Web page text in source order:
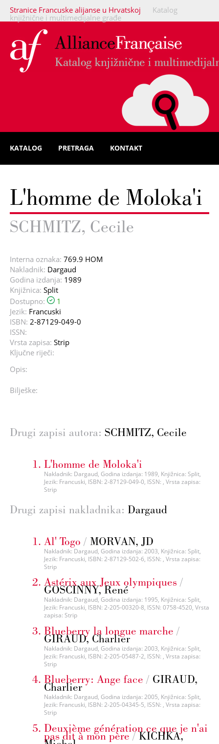
Stranice Francuske alijanse u Hrvatskoj
Katalog
knjižnične i multimedijalne građe
KATALOG PRETRAGA KONTAKT
L'homme de Moloka'i
SCHMITZ, Cecile
Interna oznaka: 769.9 HOM
Nakladnik: Dargaud
Godina izdanja: 1989
Knjižnica: Split
Dostupno:
1
Jezik: Francuski
ISBN: 2-87129-049-0
ISSN:
Vrsta zapisa: Strip
Ključne riječi:
Opis:
Bilješke:
Drugi zapisi autora: SCHMITZ, Cecile
L'homme de Moloka'i
Nakladnik: Dargaud, Godina izdanja: 1989, Knjižnica: Split,
Jezik: Francuski, ISBN: 2-87129-049-0, ISSN: , Vrsta zapisa:
Strip
Drugi zapisi nakladnika: Dargaud
Al' Togo / MORVAN, JD
Nakladnik: Dargaud, Godina izdanja: 2003, Knjižnica: Split,
Jezik: Francuski, ISBN: 2-87129-502-6, ISSN: , Vrsta zapisa:
Strip
Astérix aux Jeux olympiques /
GOSCINNY, René
Nakladnik: Dargaud, Godina izdanja: 1995, Knjižnica: Split,
Jezik: Francuski, ISBN: 2-205-00320-8, ISSN: 0758-4520, Vrsta
zapisa: Strip
Blueberry la longue marche /
GIRAUD, Charlier
Nakladnik: Dargaud, Godina izdanja: 2003, Knjižnica: Split,
Jezik: Francuski, ISBN: 2-205-05487-2, ISSN: , Vrsta zapisa:
Strip
Blueberry: Ange face / GIRAUD,
Charlier
Nakladnik: Dargaud, Godina izdanja: 2005, Knjižnica: Split,
Jezik: Francuski, ISBN: 2-205-04345-5, ISSN: , Vrsta zapisa:
Strip
Deuxième génération ce que je n'ai
pas dit à mon père/KICHKA,